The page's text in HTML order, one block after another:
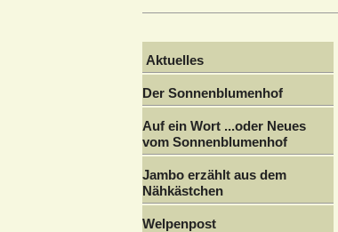
Aktuelles
Der Sonnenblumenhof
Auf ein Wort ...oder Neues
vom Sonnenblumenhof
Jambo erzählt aus dem
Nähkästchen
Welpenpost